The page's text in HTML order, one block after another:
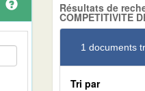
Résultats de
COMPETITIVITE
1 documents
Tri par